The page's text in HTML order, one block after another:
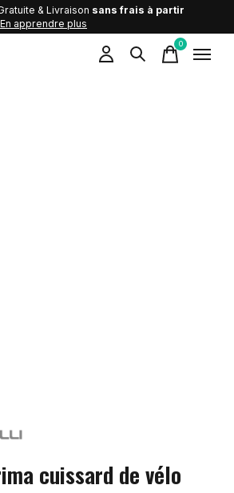
& Livraison sans frais à partir
En apprendre plus
0items
cuissard de vélo